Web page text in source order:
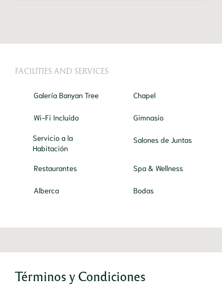
FACILITIES AND SERVICES
Galería Banyan Tree Chapel
Wi-Fi Incluído Gimnasio
Servicio a la
Habitación
Salones de Juntas
Restaurantes Spa & Wellness
Alberca Bodas
Términos y Condiciones